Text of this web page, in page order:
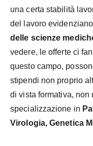
una certa stabilità
del lavoro
delle scienze
vedere, le offerte ci
questo campo,
stipendi non proprio
di vista formativa, non
specializzazione in
Virologia, Genetica